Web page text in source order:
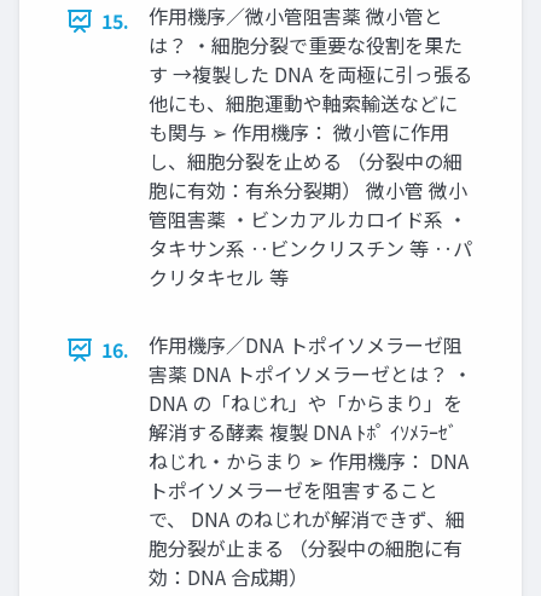
15.
作用機序／微小管阻害薬 微小管と
は？ ・細胞分裂で重要な役割を果た
す →複製した DNA を両極に引っ張る
他にも、細胞運動や軸索輸送などに
も関与 ➢ 作用機序： 微小管に作用
し、細胞分裂を止める （分裂中の細
胞に有効：有糸分裂期） 微小管 微小
管阻害薬 ・ビンカアルカロイド系 ・
タキサン系 ‥ビンクリスチン 等 ‥パ
クリタキセル 等
16.
作用機序／DNA トポイソメラーゼ阻
害薬 DNA トポイソメラーゼとは？ ・
DNA の「ねじれ」や「からまり」を
解消する酵素 複製 DNA ﾄﾎﾟ ｲｿﾒﾗｰｾﾞ
ねじれ・からまり ➢ 作用機序： DNA
トポイソメラーゼを阻害すること
で、 DNA のねじれが解消できず、細
胞分裂が止まる （分裂中の細胞に有
効：DNA 合成期）